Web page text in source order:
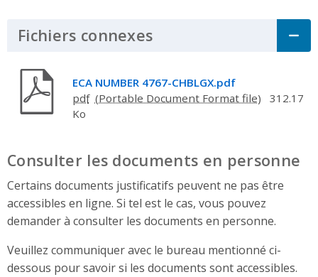
Fichiers connexes Click to Expand
ECA NUMBER 4767-CHBLGX.pdf
pdf
312.17
Ko
Consulter les documents en personne
Certains documents justificatifs peuvent ne pas être
accessibles en ligne. Si tel est le cas, vous pouvez
demander à consulter les documents en personne.
Veuillez communiquer avec le bureau mentionné ci-
dessous pour savoir si les documents sont accessibles.